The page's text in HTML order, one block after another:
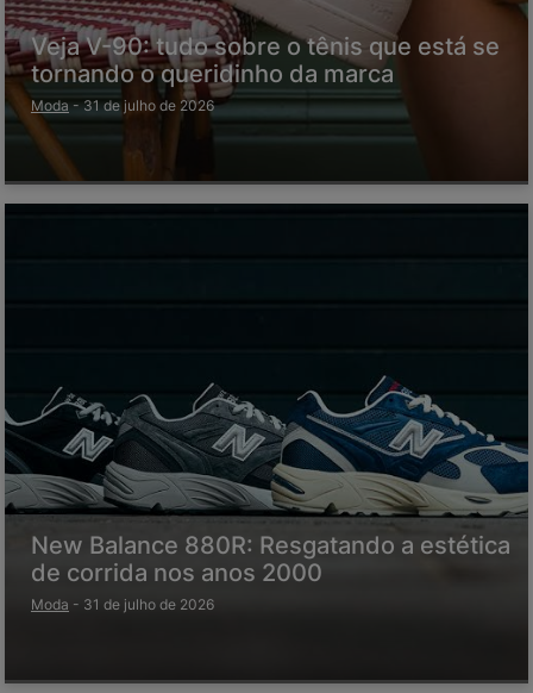
Veja V-90: tudo sobre o tênis que está se
tornando o queridinho da marca
Moda - 31 de julho de 2026
New Balance 880R: Resgatando a estética
de corrida nos anos 2000
Moda - 31 de julho de 2026